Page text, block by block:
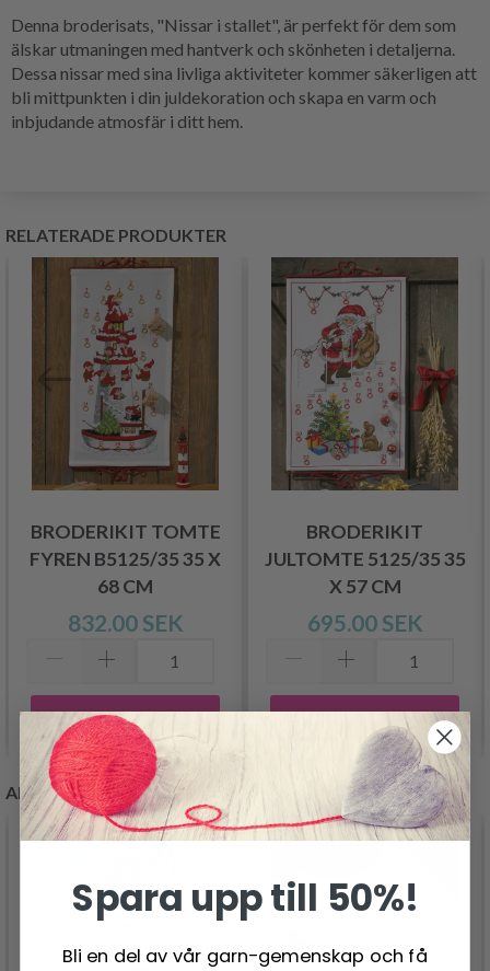
Denna broderisats, "Nissar i stallet", är perfekt för dem som
älskar utmaningen med hantverk och skönheten i detaljerna.
Dessa nissar med sina livliga aktiviteter kommer säkerligen att
bli mittpunkten i din juldekoration och skapa en varm och
inbjudande atmosfär i ditt hem.
RELATERADE PRODUKTER
BRODERIKIT TOMTE
FYREN B5125/35 35 X
68 CM
832.00 SEK
Lägg till varukorgen
BRODERIKIT
JULTOMTE 5125/35 35
X 57 CM
695.00 SEK
Lägg till varukorgen
ANDRA KUNDER KÖPTE
Spara upp till 50%!
Bli en del av vår garn-gemenskap och få